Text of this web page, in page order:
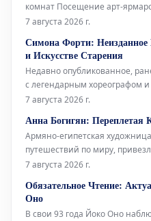
комнат Посещение арт-
состоянием туалетных комнат
помещения с одной кабинкой
Возможно, поэтому Fr
7 августа 2026 г.
Симона Форти:
и Искусстве Старения
Недавно опубликованное,
с легендарным хореографом
проливает свет на её связи с
2014 году Джулией Брайан-
вышло на свет посл
7 августа 2026 г.
Анна Богигян: Переплетая
Армяно-египетская
путешествий по миру,
Национальную галерею
своеобразную естественную
через произведения, которые
7 августа 2026 г.
Обязательное Чтение:
Оно
В свои 93 года Йоко Оно